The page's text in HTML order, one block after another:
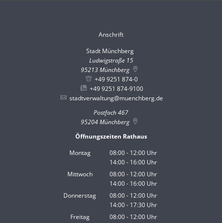
Anschrift
Stadt Münchberg
Ludwigstraße 15
95213Münchberg
+49 9251 874-0
+49 9251 874-9100
stadtverwaltung@muenchberg.de
Postfach 467
95204Münchberg
Öffnungszeiten Rathaus
Montag
08:00- 12:00 Uhr
Von 08:00 bis 12:00 Uhr
14:00- 16:00 Uhr
Von 14:00 bis 16:00 Uhr
Mittwoch 08:00- 12:00 Uhr
Von 08:00 bis 12:00 Uhr
14:00- 16:00 Uhr
Von 14:00 bis 16:00 Uhr
Donnerstag 08:00- 12:00 Uhr
Von 08:00 bis 12:00 Uhr
14:00- 17:30 Uhr
Von 14:00 bis 17:30 Uhr
Freitag 08:00- 12:00 Uhr